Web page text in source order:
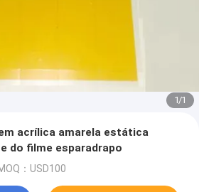
1/1
acrílica amarela estática
do filme esparadrapo
：USD100